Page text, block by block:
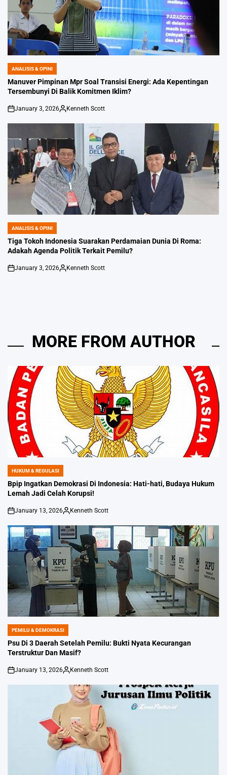
POSTED
IN
ANALISIS & OPINI
Manuver Pimpinan Mpr Soal Transisi Energi: Ada Kepentingan
Tersembunyi Di Balik Komitmen Iklim?
on
January 3, 2026
Posted
Kenneth Scott
POSTED
IN
ANALISIS & OPINI
Tiga Tokoh Indonesia Suarakan Perdamaian Dunia Di Roma:
Adakah Agenda Politik Terkait Pemilu?
on
January 3, 2026
Posted
Kenneth Scott
MORE FROM AUTHOR
POSTED
IN
HUKUM & REGULASI
Bpip Ingatkan Demokrasi Di Indonesia: Hati-hati, Budaya Hukum
Lemah Jadi Celah Korupsi!
on
January 13, 2026
Posted
Kenneth Scott
POSTED
IN
PEMILU & DEMOKRASI
Psu Di 3 Daerah Setelah Pemilu: Bukti Nyata Kecurangan
Terstruktur Dan Masif?
on
January 13, 2026
Posted
Kenneth Scott